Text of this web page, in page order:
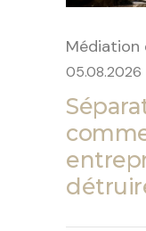
Médiation
05.08.2026